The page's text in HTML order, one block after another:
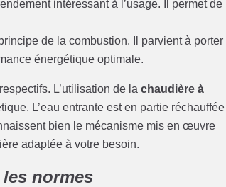
intéressant à l’usage. Il permet de
de la combustion. Il parvient à porter
énergétique optimale.
L’utilisation de lachaudière à
L’eau entrante est en partie réchauffée
bien le mécanisme mis en œuvre
adaptée à votre besoin.
normes